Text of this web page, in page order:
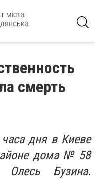
смерть
дня в Киеве
дома № 58
Бузина.